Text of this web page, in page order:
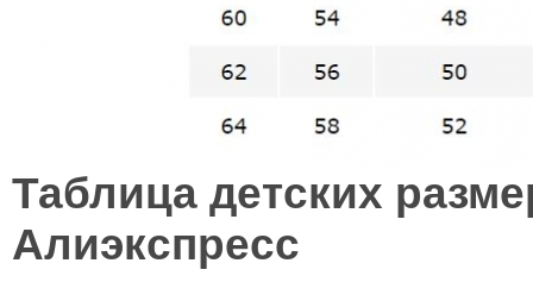
Таблица детских
Алиэкспресс